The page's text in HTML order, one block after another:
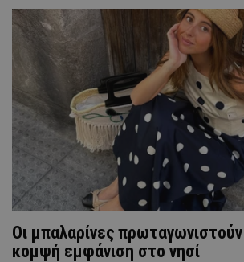
Oι μπαλαρίνες
κομψή εμφάνιση στο νησί